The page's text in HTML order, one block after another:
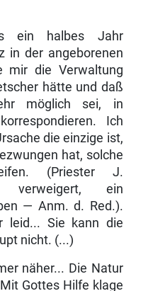
ein halbes Jahr
in der ange­borenen
mir die Verwaltung
hätte und daß
möglich sei, in
Ich
die einzige ist,
hat, solche
(Priester J.
ein
— Anm. d. Red.).
leid... Sie kann die
nicht. (...)
näher... Die Natur
Gottes Hilfe klage